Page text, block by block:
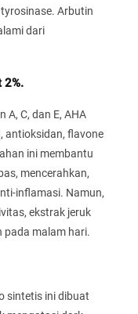
Arbutin
dari
2%.
A, C, dan E, AHA
antioksidan, flavone
ini membantu
mencerahkan,
inflamasi. Namun,
ekstrak jeruk
pada malam hari.
sintetis ini dibuat